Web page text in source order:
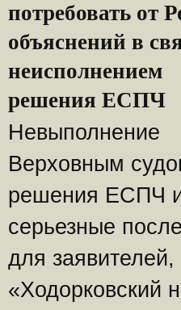
потребовать от
объяснений в
неисполнением
решения ЕСПЧ
Невыполнение
Верховным
решения ЕСПЧ
серьезные
для заявителей,
«Ходорковский